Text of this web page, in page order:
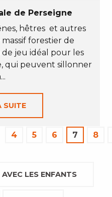
de Perseigne
hêtres et autres
forestier de
jeu idéal pour les
qui peuvent sillonner
SUITE
4 5 6 7 8
AVEC LES ENFANTS